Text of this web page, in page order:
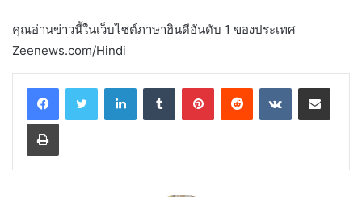
คุณอ่านข่าวนี้ในเว็บไซต์ภาษาฮินดีอันดับ 1 ของประเทศ
Zeenews.com/Hindi
LinkedInTumblr PinterestReddit VKontakteShare via Email
Print